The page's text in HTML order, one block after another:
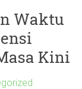
Waktu
Kini